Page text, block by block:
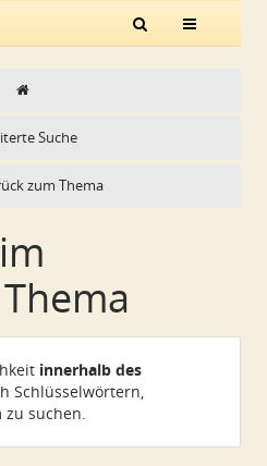
Suche
zum Thema
innerhalb des
Schlüsselwörtern,
zu suchen.